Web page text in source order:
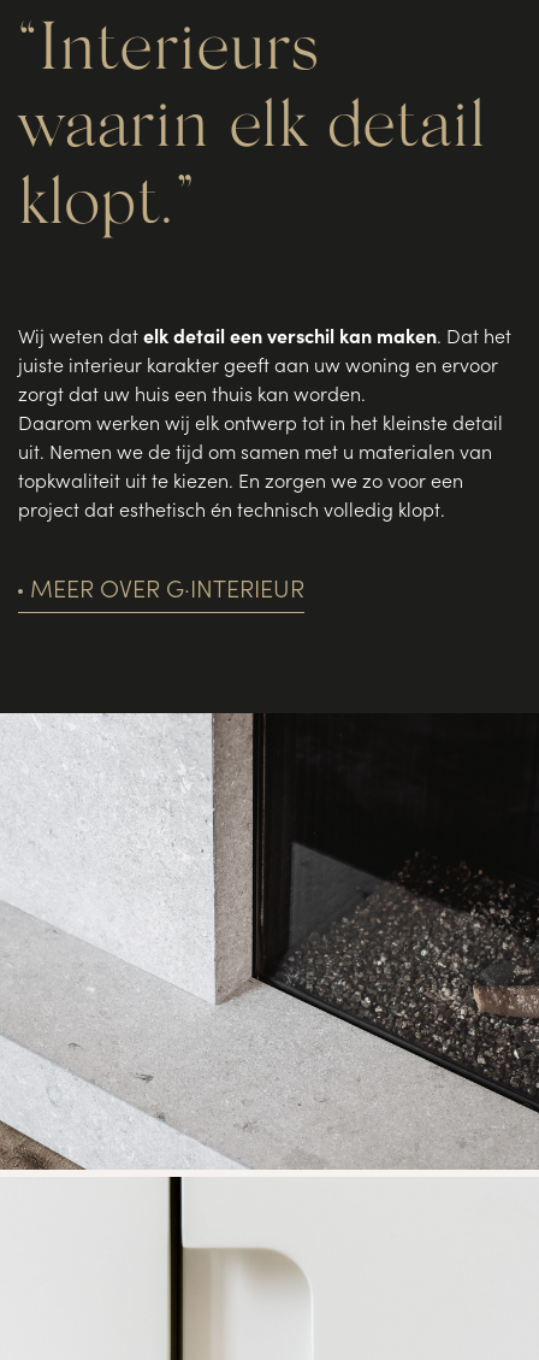
“Interieurs
waarin elk detail
klopt.”
Wij weten dat elk detail een verschil kan maken. Dat het
juiste interieur karakter geeft aan uw woning en ervoor
zorgt dat uw huis een thuis kan worden.
Daarom werken wij elk ontwerp tot in het kleinste detail
uit. Nemen we de tijd om samen met u materialen van
topkwaliteit uit te kiezen. En zorgen we zo voor een
project dat esthetisch én technisch volledig klopt.
MEER OVER G·INTERIEUR